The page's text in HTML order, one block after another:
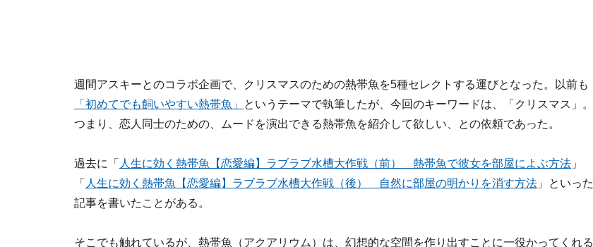
週間アスキーとのコラボ企画で、クリスマスのための熱帯魚を5種セレクトする運びとなった。以前も
「初めてでも飼いやすい熱帯魚」
というテーマで執筆したが、今回のキーワードは、「クリスマス」。
つまり、恋人同士のための、ムードを演出できる熱帯魚を紹介して欲しい、との依頼であった。
過去に「 人生に効く熱帯魚【恋愛編】ラブラブ水槽大作戦（前） 熱帯魚で彼女を部屋によぶ方法 」
「 人生に効く熱帯魚【恋愛編】ラブラブ水槽大作戦（後） 自然に部屋の明かりを消す方法 」といった
記事を書いたことがある。
そこでも触れているが、熱帯魚（アクアリウム）は、幻想的な空間を作り出すことに一役かってくれる